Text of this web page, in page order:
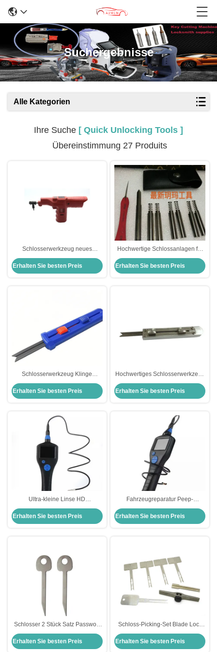
Suchergebnisse
Alle Kategorien
Ihre Suche [ Quick Unlocking Tools ]
Übereinstimmung 27 Produits
Schlosserwerkzeug neues
elektrisches Schloss-Pick-Gun-Kit
schnelles Entsperrwerkzeug
Erhalten Sie besten Preis
Hochwertige Schlossanlagen für
Schlosser
Erhalten Sie besten Preis
Schlosserwerkzeug Klinge
Schloss Schloss Schließwerkzeug
Schnellöffnungswerkzeug
Erhalten Sie besten Preis
Hochwertiges Schlosserwerkzeug
Klinge
Schlosseröffnungswerkzeug
Schnellöffnungswerkzeug
Erhalten Sie besten Preis
Ultra-kleine Linse HD
wasserdichtes Endoskop
Rohrleitungsdetektion Fahrzeug
Schloss pick Set Reparatur Peep
Erhalten Sie besten Preis
Fahrzeugreparatur Peep-
Entriegelungswerkzeug Ultra-
kleine Linse
Autoreparaturwerkzeug
Erhalten Sie besten Preis
Schlosser 2 Stück Satz Passwort
Vorhängeschloss freischalten
Werkzeuge Schlosser Schlüssel
Schlosser Training Kit
Erhalten Sie besten Preis
Schloss-Picking-Set Blade Lock
Schnellöffnungswerkzeug für
zivile Schlosser
Erhalten Sie besten Preis